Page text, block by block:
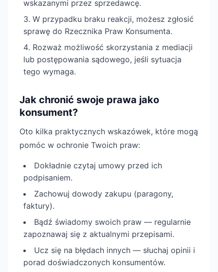
wskazanymi przez sprzedawcę.
W przypadku braku reakcji, możesz zgłosić
sprawę do Rzecznika Praw Konsumenta.
Rozważ możliwość skorzystania z mediacji
lub postępowania sądowego, jeśli sytuacja
tego wymaga.
Jak chronić swoje prawa jako
konsument?
Oto kilka praktycznych wskazówek, które mogą
pomóc w ochronie Twoich praw:
Dokładnie czytaj umowy przed ich
podpisaniem.
Zachowuj dowody zakupu (paragony,
faktury).
Bądź świadomy swoich praw — regularnie
zapoznawaj się z aktualnymi przepisami.
Ucz się na błędach innych — słuchaj opinii i
porad doświadczonych konsumentów.